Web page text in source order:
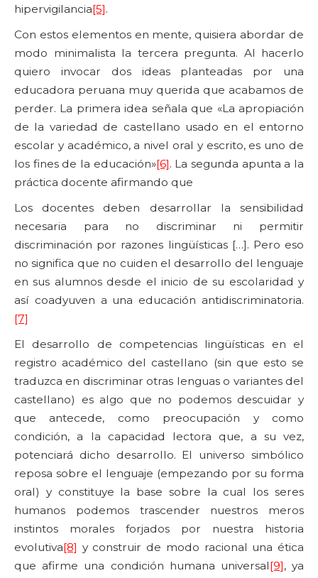
hipervigilancia[5].
Con estos elementos en mente, quisiera abordar de
modo minimalista la tercera pregunta. Al hacerlo
quiero invocar dos ideas planteadas por una
educadora peruana muy querida que acabamos de
perder. La primera idea señala que «La apropiación
de la variedad de castellano usado en el entorno
escolar y académico, a nivel oral y escrito, es uno de
los fines de la educación»[6]. La segunda apunta a la
práctica docente afirmando que
Los docentes deben desarrollar la sensibilidad
necesaria para no discriminar ni permitir
discriminación por razones lingüísticas […]. Pero eso
no significa que no cuiden el desarrollo del lenguaje
en sus alumnos desde el inicio de su escolaridad y
así coadyuven a una educación antidiscriminatoria.
[7]
El desarrollo de competencias lingüísticas en el
registro académico del castellano (sin que esto se
traduzca en discriminar otras lenguas o variantes del
castellano) es algo que no podemos descuidar y
que antecede, como preocupación y como
condición, a la capacidad lectora que, a su vez,
potenciará dicho desarrollo. El universo simbólico
reposa sobre el lenguaje (empezando por su forma
oral) y constituye la base sobre la cual los seres
humanos podemos trascender nuestros meros
instintos morales forjados por nuestra historia
evolutiva[8] y construir de modo racional una ética
que afirme una condición humana universal[9], ya